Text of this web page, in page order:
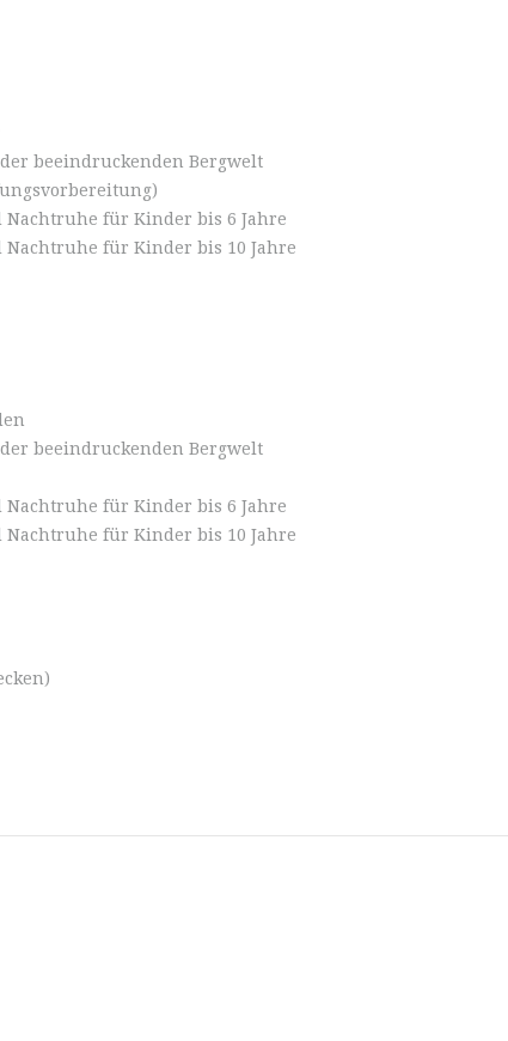
beeindruckenden Bergwelt
Nachtruhe für Kinder bis 6 Jahre
Nachtruhe für Kinder bis 10 Jahre
beeindruckenden Bergwelt
Nachtruhe für Kinder bis 6 Jahre
Nachtruhe für Kinder bis 10 Jahre